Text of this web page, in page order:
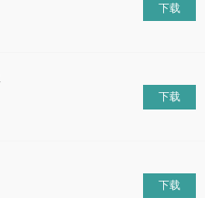
下载
下载
下载